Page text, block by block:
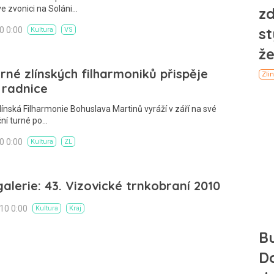
zvonici na Soláni…
0:00 Kultura VS
zlínských filharmoniků přispěje
Filharmonie Bohuslava Martinů vyráží v září na své
turné po…
0:00 Kultura ZL
43. Vizovické trnkobraní 2010
0:00 Kultura Kraj